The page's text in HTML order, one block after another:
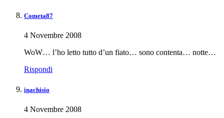
Cometa87
4 Novembre 2008
WoW… l’ho letto tutto d’un fiato… sono contenta… notte…
Rispondi
inachisio
4 Novembre 2008